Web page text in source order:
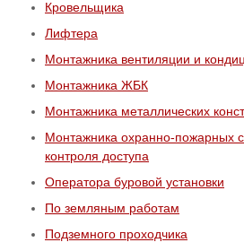
Кровельщика
Лифтера
Монтажника вентиляции и
Монтажника ЖБК
Монтажника металлических
Монтажника охранно-пожарных
контроля доступа
Оператора буровой установки
По земляным работам
Подземного проходчика